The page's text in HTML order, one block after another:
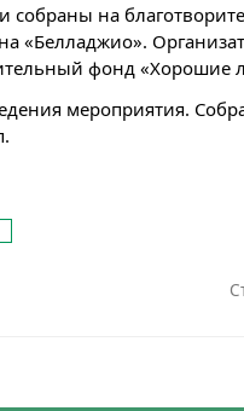
собраны на
«Белладжио».
фонд «Хорошие
мероприятия.